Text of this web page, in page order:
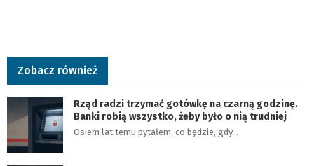
Zobacz również
Rząd radzi trzymać gotówkę na czarną godzinę.
Banki robią wszystko, żeby było o nią trudniej
Osiem lat temu pytałem, co będzie, gdy…